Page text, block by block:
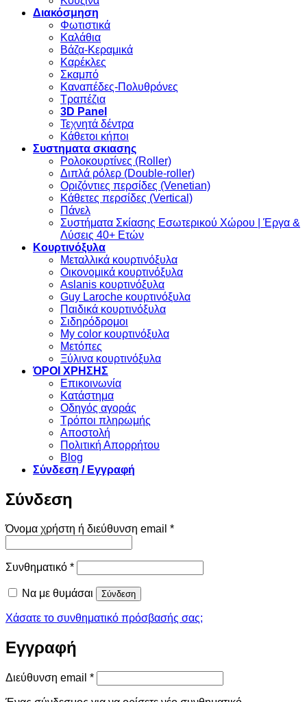
Διακόσμηση
Φωτιστικά
Καλάθια
Βάζα-Κεραμικά
Καρέκλες
Σκαμπό
Καναπέδες-Πολυθρόνες
Τραπέζια
3D Panel
Τεχνητά δέντρα
Κάθετοι κήποι
Συστηματα σκιασης
Ρολοκουρτίνες (Roller)
Διπλά ρόλερ (Double-roller)
Οριζόντιες περσίδες (Venetian)
Κάθετες περσίδες (Vertical)
Πάνελ
Συστήματα Σκίασης Εσωτερικού Χώρου | Έργα &
Λύσεις 40+ Ετών
Κουρτινόξυλα
Μεταλλικά κουρτινόξυλα
Οικονομικά κουρτινόξυλα
Aslanis κουρτινόξυλα
Guy Laroche κουρτινόξυλα
Παιδικά κουρτινόξυλα
Σιδηρόδρομοι
My color κουρτινόξυλα
Μετόπες
Ξύλινα κουρτινόξυλα
ΌΡΟΙ ΧΡΗΣΗΣ
Επικοινωνία
Κατάστημα
Οδηγός αγοράς
Τρόποι πληρωμής
Αποστολή
Πολιτική Απορρήτου
Blog
Σύνδεση / Εγγραφή
Σύνδεση
Όνομα χρήστη ή διεύθυνση email *Απαιτείται
Συνθηματικό *Απαιτείται
Να με θυμάσαι Σύνδεση
Χάσατε το συνθηματικό πρόσβασής σας;
Εγγραφή
Διεύθυνση email *Απαιτείται